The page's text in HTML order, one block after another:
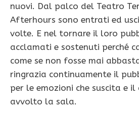
nuovi. Dal palco del Teatro
Afterhours sono entrati ed
volte. E nel tornare il loro
acclamati e sostenuti perché
come se non fosse mai
ringrazia continuamente il
per le emozioni che suscita e il
avvolto la sala.